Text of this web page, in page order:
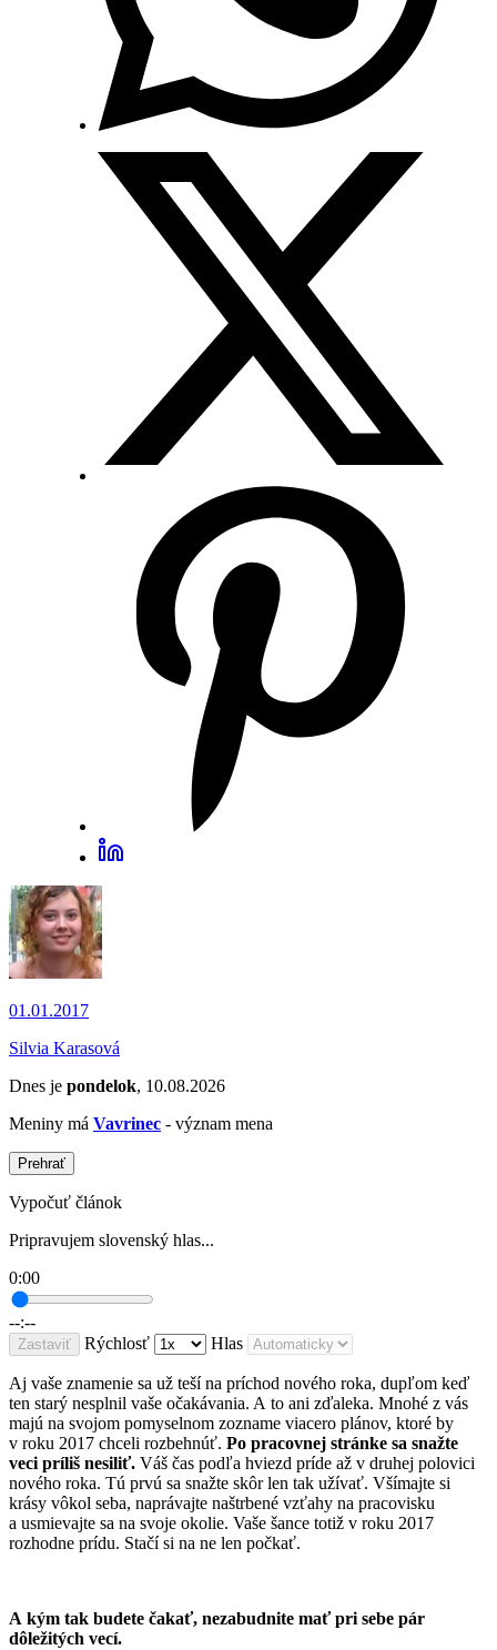
01.01.2017
Silvia Karasová
Dnes je pondelok, 10.08.2026
Meniny má Vavrinec - význam mena
Prehrať
Vypočuť článok
Pripravujem slovenský hlas...
0:00
--:--
Zastaviť Rýchlosť Hlas
Aj vaše znamenie sa už teší na príchod nového roka, dupľom keď
ten starý nesplnil vaše očakávania. A to ani zďaleka. Mnohé z vás
majú na svojom pomyselnom zozname viacero plánov, ktoré by
v roku 2017 chceli rozbehnúť. Po pracovnej stránke sa snažte
veci príliš nesiliť. Váš čas podľa hviezd príde až v druhej polovici
nového roka. Tú prvú sa snažte skôr len tak užívať. Všímajte si
krásy vôkol seba, naprávajte naštrbené vzťahy na pracovisku
a usmievajte sa na svoje okolie. Vaše šance totiž v roku 2017
rozhodne prídu. Stačí si na ne len počkať.
A kým tak budete čakať, nezabudnite mať pri sebe pár
dôležitých vecí.